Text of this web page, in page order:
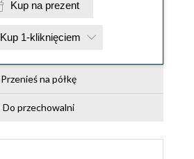
Kup na prezent
Kup 1-kliknięciem
Przenieś na półkę
Do przechowalni